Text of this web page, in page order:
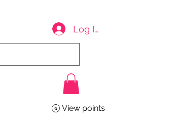
Log In
View points